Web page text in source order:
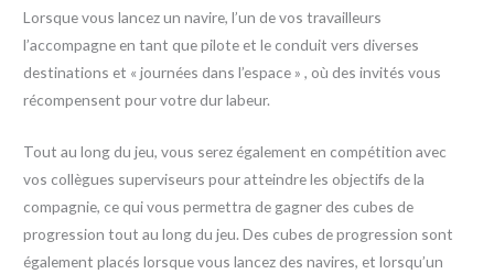
Lorsque vous lancez un navire, l’un de vos travailleurs
l’accompagne en tant que pilote et le conduit vers diverses
destinations et « journées dans l’espace » , où des invités vous
récompensent pour votre dur labeur.
Tout au long du jeu, vous serez également en compétition avec
vos collègues superviseurs pour atteindre les objectifs de la
compagnie, ce qui vous permettra de gagner des cubes de
progression tout au long du jeu. Des cubes de progression sont
également placés lorsque vous lancez des navires, et lorsqu’un